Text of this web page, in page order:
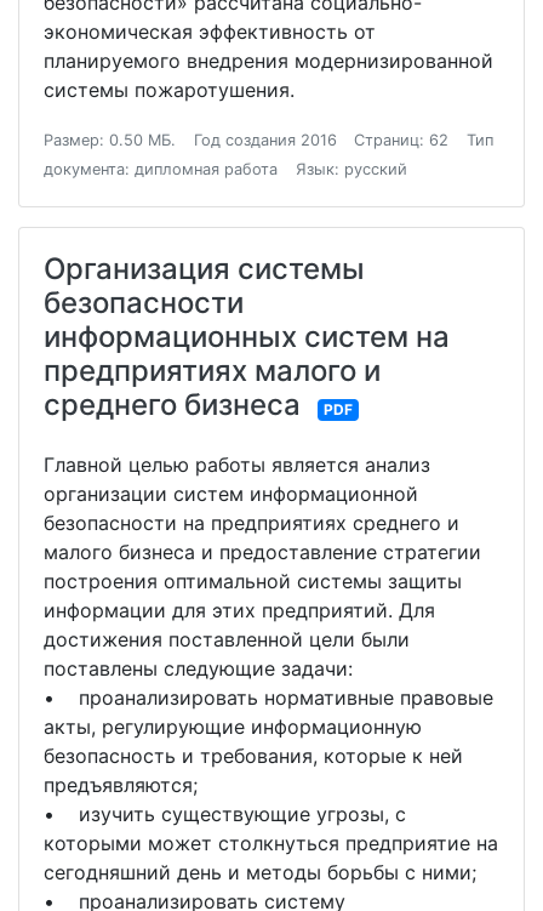
экономическая эффективность от
планируемого внедрения модернизированной
системы пожаротушения.
Размер: 0.50 МБ. Год создания 2016 Страниц: 62
Тип
документа: дипломная работа
Язык: русский
Организация системы
безопасности
информационных систем на
предприятиях малого и
среднего бизнеса
PDF
Главной целью работы является анализ
организации систем информационной
безопасности на предприятиях среднего и
малого бизнеса и предоставление стратегии
построения оптимальной системы защиты
информации для этих предприятий. Для
достижения поставленной цели были
поставлены следующие задачи:
• проанализировать нормативные правовые
акты, регулирующие информационную
безопасность и требования, которые к ней
предъявляются;
• изучить существующие угрозы, с
которыми может столкнуться предприятие на
сегодняшний день и методы борьбы с ними;
• проанализировать систему